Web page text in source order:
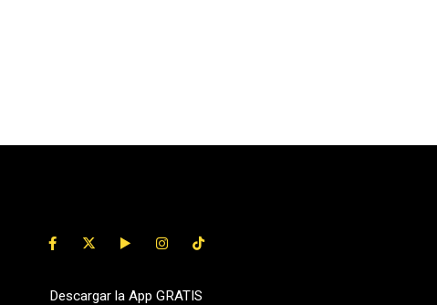
Descargar la App GRATIS